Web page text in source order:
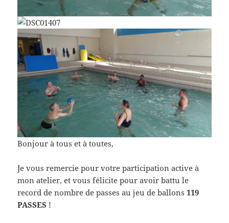
Bonjour à tous et à toutes,
Je vous remercie pour votre participation active à
mon atelier, et vous félicite pour avoir battu le
record de nombre de passes au jeu de ballons119
PASSES !